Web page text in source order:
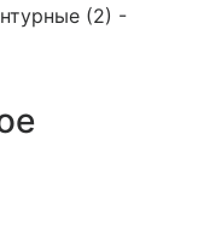
(2) -